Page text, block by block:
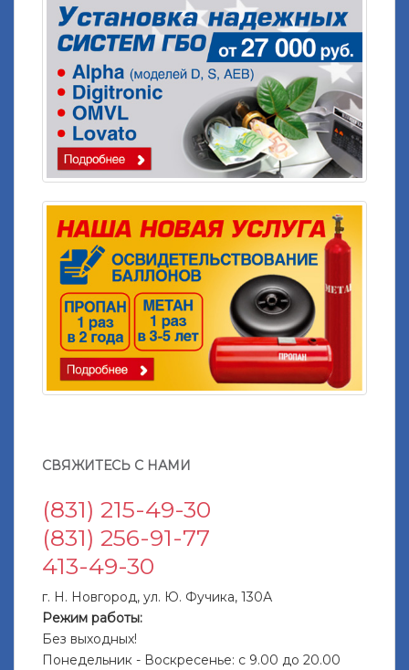
СВЯЖИТЕСЬ С НАМИ
(831) 215-49-30
(831) 256-91-77
413-49-30
г. Н. Новгород, ул. Ю. Фучика, 130А
Режим работы:
Без выходных!
Понедельник - Воскресенье: с 9.00 до 20.00